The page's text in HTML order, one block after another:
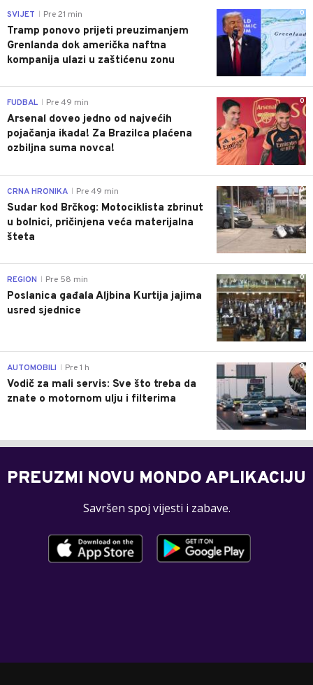
0
SVIJET Pre 21 min
Tramp ponovo prijeti preuzimanjem
Grenlanda dok američka naftna
kompanija ulazi u zaštićenu zonu
0
FUDBAL Pre 49 min
Arsenal doveo jedno od najvećih
pojačanja ikada! Za Brazilca plaćena
ozbiljna suma novca!
0
CRNA HRONIKA Pre 49 min
Sudar kod Brčkog: Motociklista zbrinut
u bolnici, pričinjena veća materijalna
šteta
0
REGION Pre 58 min
Poslanica gađala Aljbina Kurtija jajima
usred sjednice
0
AUTOMOBILI Pre 1 h
Vodič za mali servis: Sve što treba da
znate o motornom ulju i filterima
PREUZMI NOVU MONDO APLIKACIJU
Savršen spoj vijesti i zabave.